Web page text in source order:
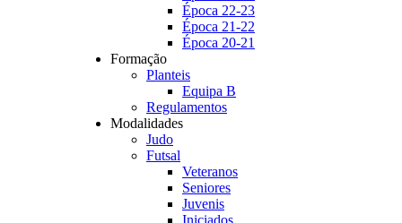
Época 22-23
Época 21-22
Época 20-21
Formação
Planteis
Equipa B
Regulamentos
Modalidades
Judo
Futsal
Veteranos
Seniores
Juvenis
Iniciados